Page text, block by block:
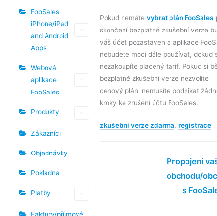
FooSales
iPhone/iPad
and Android
Apps
Webová
aplikace
FooSales
Produkty
Zákazníci
Objednávky
Pokladna
Platby
Faktury/příjmové
Pokud nemáte vybrat plán FooSales
skončení bezplatné zkušební verze
váš účet pozastaven a aplikace
nebudete moci dále používat, dokud
nezakoupíte placený tarif. Pokud si
bezplatné zkušební verze nezvolíte
cenový plán, nemusíte podnikat
kroky ke zrušení účtu FooSales.
zkušební verze zdarma, registrace
Propojení
obchodu/
s